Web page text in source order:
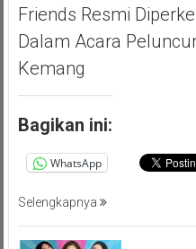
Friends Resmi
Dalam Acara
Kemang
Bagikan ini:
WhatsApp
Selengkapnya